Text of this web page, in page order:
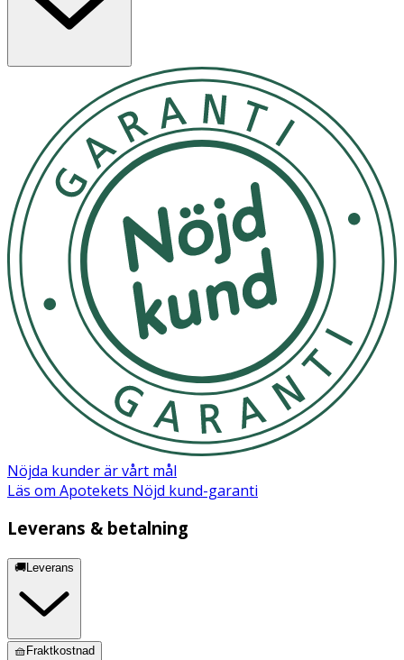
Förvaring i rumstemperatur
Ja
Ingredienser:
Toufilcon B, H2O 50%, UVA skydd > 50%, UVB skydd >
Nöjda kunder är vårt mål
Läs om Apotekets Nöjd kund-garanti
Leverans & betalning
🚚Leverans
🧺Fraktkostnad